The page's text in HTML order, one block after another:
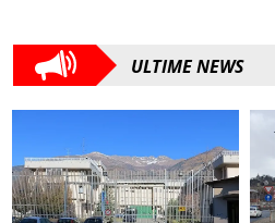
ULTIME NEWS